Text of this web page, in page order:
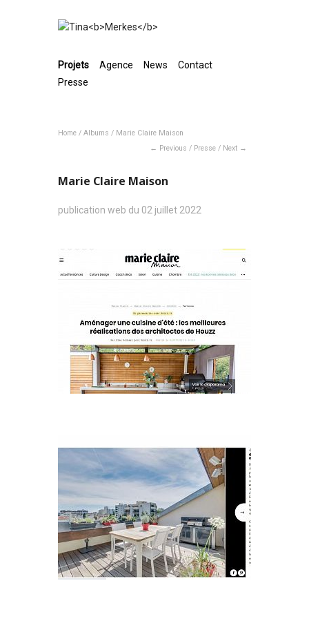
Projets Agence News
Contact
Presse
Home / Albums / Marie Claire Maison
Previous / Presse / Next
Marie Claire Maison
publication web du 02 juillet 2022